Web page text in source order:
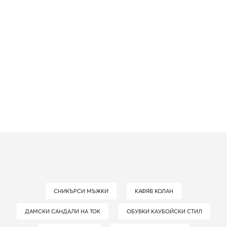
СНИКЪРСИ МЪЖКИ КАФЯВ КОЛАН
ДАМСКИ САНДАЛИ НА ТОК ОБУВКИ КАУБОЙСКИ СТИЛ